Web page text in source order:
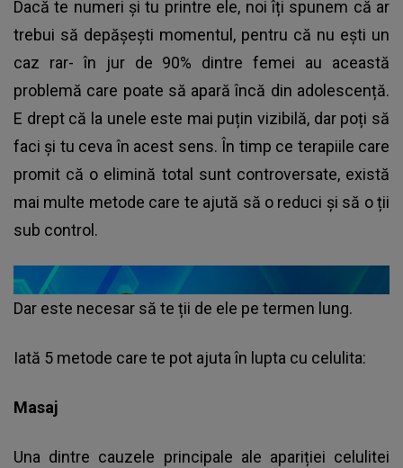
Dacă te numeri și tu printre ele, noi îți spunem că ar
trebui să depășești momentul, pentru că nu ești un
caz rar- în jur de 90% dintre femei au această
problemă care poate să apară încă din adolescență.
E drept că la unele este mai puțin vizibilă, dar poți să
faci și tu ceva în acest sens. În timp ce terapiile care
promit că o elimină total sunt controversate, există
mai multe metode care te ajută să o reduci și să o ții
sub control.
Dar este necesar să te ții de ele pe termen lung.
Iată 5 metode care te pot ajuta în lupta cu celulita:
Masaj
Una dintre cauzele principale ale apariției celulitei